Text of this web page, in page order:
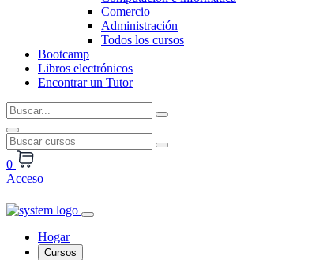
Comercio
Administración
Todos los cursos
Bootcamp
Libros electrónicos
Encontrar un Tutor
0
Acceso
Hogar
Cursos